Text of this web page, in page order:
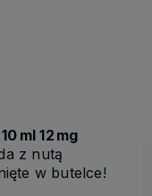
ml 12 mg
z nutą
w butelce!